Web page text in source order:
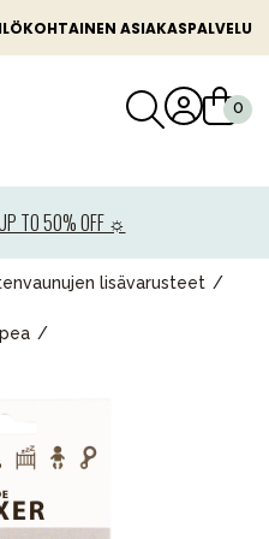
ASIAKASPALVELU
TO 50% OFF ☼
lisävarusteet
pelit
Isä